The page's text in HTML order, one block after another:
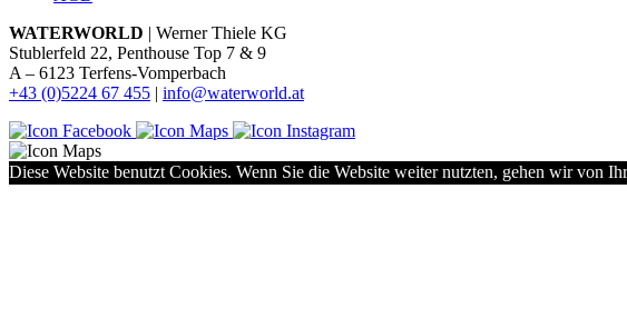
WATERWORLD | Werner Thiele KG
Stublerfeld 22, Penthouse Top 7 & 9
A – 6123 Terfens-Vomperbach
+43 (0)5224 67 455 | info@waterworld.at
Diese Website benutzt Cookies. Wenn Sie die Website weiter nutzten, gehen wir von